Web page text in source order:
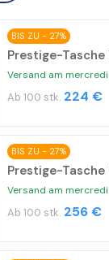
BIS ZU - 27%
Prestige-Tasche
Versand am
Ab 100 stk. 224 €
BIS ZU - 27%
Prestige-
Versand am
Ab 100 stk. 256 €